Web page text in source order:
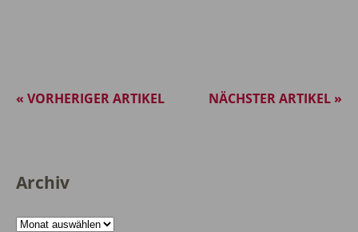
NÄCHSTER ARTIKEL »
« VORHERIGER ARTIKEL
Archiv
Archiv